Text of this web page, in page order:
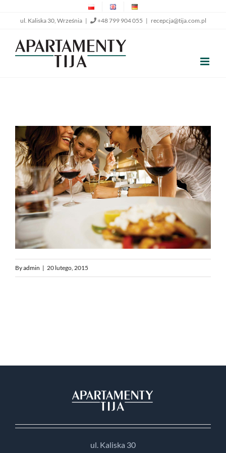
zawartości
ul. Kaliska 30, Września | +48 799 904 055 | recepcja@tija.com.pl
Byadmin | 20 lutego, 2015
ul. Kaliska 30